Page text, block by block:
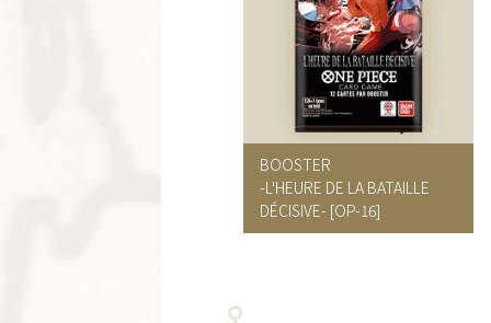
BOOSTER
-L'HEURE DE LA BATAILLE
DÉCISIVE- [OP-16]